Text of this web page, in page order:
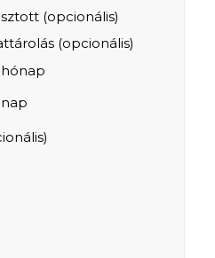
(opcionális)
(opcionális)